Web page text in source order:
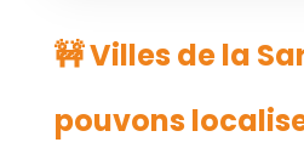
🚧 Villes de la
pouvons